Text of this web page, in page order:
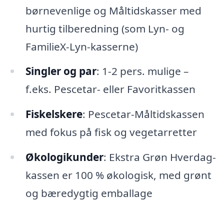
børnevenlige og Måltidskasser med
hurtig tilberedning (som Lyn- og
FamilieX-Lyn-kasserne)
Singler og par: 1-2 pers. mulige –
f.eks. Pescetar- eller Favoritkassen
Fiskelskere: Pescetar-Måltidskassen
med fokus på fisk og vegetarretter
Økologikunder: Ekstra Grøn Hverdag-
kassen er 100 % økologisk, med grønt
og bæredygtig emballage